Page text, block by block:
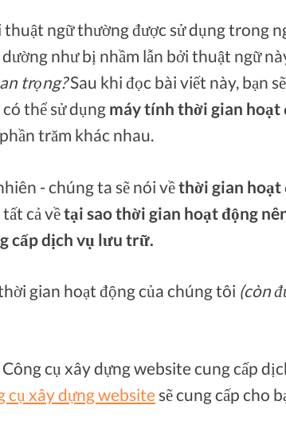
thuật ngữ thường được sử dụng trong
như bị nhầm lẫn bởi thuật ngữ
trọng?Sau khi đọc bài viết này, bạn
thể sử dụng máy tính thời gian hoạt
trăm khác nhau.
- chúng ta sẽ nói vềthời gian hoạt
tất cả vềtại sao thời gian hoạt động
cấp dịch vụ lưu trữ.
gian hoạt động của chúng tôi (còn
cụ xây dựng website cung cấp
cụ xây dựng website sẽ cung cấp cho